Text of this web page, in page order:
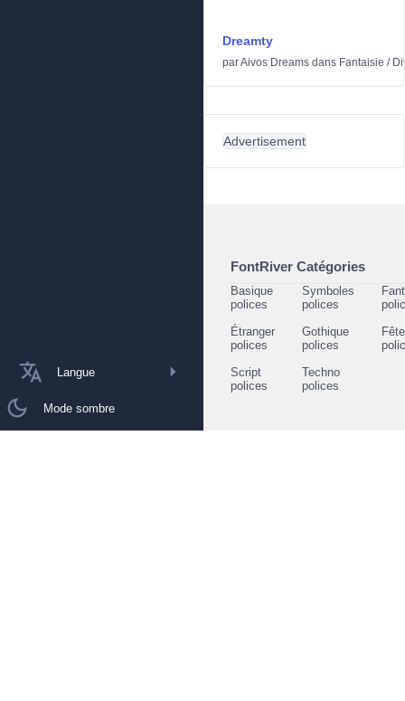
Langue
Mode sombre
Dreamty
parAivos Dreams dans Fantaisie /
Advertisement
FontRiver Catégories
Basique
polices
Symboles
polices
Étranger
polices
Gothique
polices
Script
polices
Techno
polices